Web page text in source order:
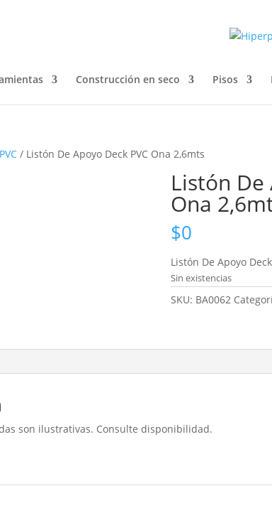
Construcción en seco Pisos
/ Listón De Apoyo Deck PVC Ona 2,6mts
Listón De
Ona
$0
Listón De Apoyo
Sin existencias
SKU: BA0062
son ilustrativas. Consulte disponibilidad.